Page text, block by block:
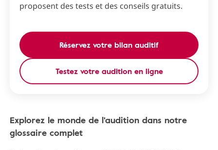
proposent des tests et des conseils gratuits.
Réservez votre bilan auditif
Testez votre audition en ligne
Explorez le monde de l'audition dans notre
glossaire complet